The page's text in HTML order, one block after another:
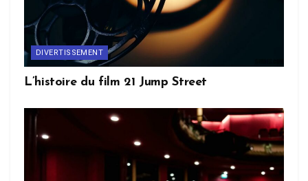
DIVERTISSEMENT
L’histoire du film 21 Jump Street